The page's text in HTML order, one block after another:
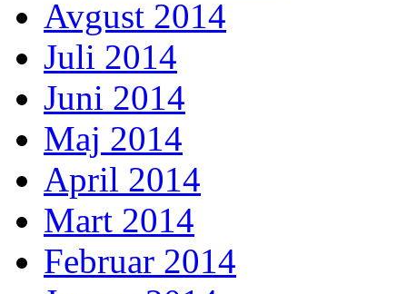
Avgust 2014
Juli 2014
Juni 2014
Maj 2014
April 2014
Mart 2014
Februar 2014